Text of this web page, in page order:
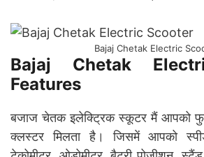
Bajaj Chetak Electric
Bajaj Chetak
Features
बजाज चेतक इलेक्ट्रिक स्कूटर मैं आपको
क्लस्टर मिलता है। जिसमें आपको